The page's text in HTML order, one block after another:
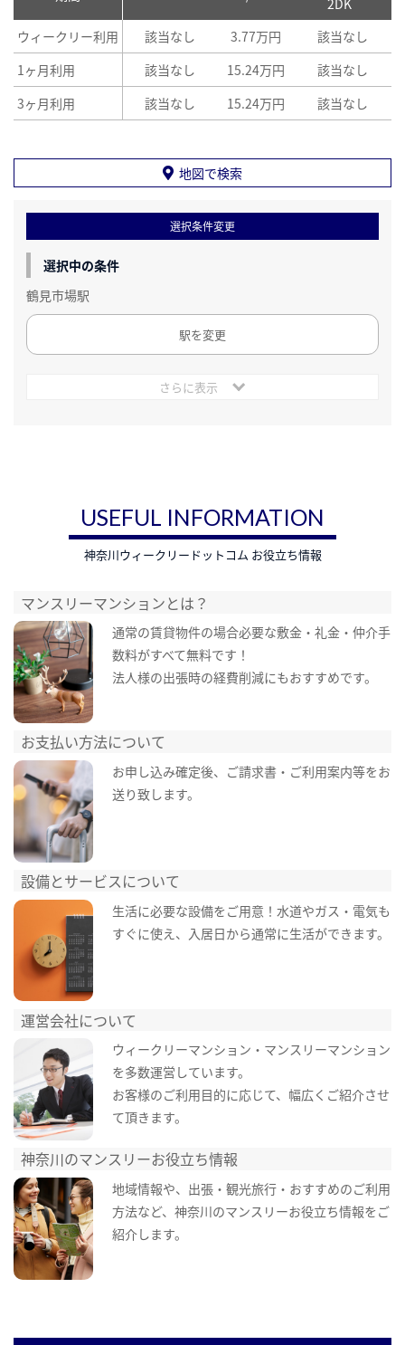
2DK
ウィークリー利用
該当なし 3.77万円 該当なし
1ヶ月利用
該当なし 15.24万円 該当なし
3ヶ月利用
該当なし 15.24万円 該当なし
地図で検索
選択条件変更
選択中の条件
鶴見市場駅
駅を変更
さらに表示
USEFUL INFORMATION
神奈川ウィークリードットコム お役立ち情報
マンスリーマンションとは？
通常の賃貸物件の場合必要な敷金・礼金・仲介手
数料がすべて無料です！
法人様の出張時の経費削減にもおすすめです。
お支払い方法について
お申し込み確定後、ご請求書・ご利用案内等をお
送り致します。
設備とサービスについて
生活に必要な設備をご用意！水道やガス・電気も
すぐに使え、入居日から通常に生活ができます。
運営会社について
ウィークリーマンション・マンスリーマンション
を多数運営しています。
お客様のご利用目的に応じて、幅広くご紹介させ
て頂きます。
神奈川のマンスリーお役立ち情報
地域情報や、出張・観光旅行・おすすめのご利用
方法など、神奈川のマンスリーお役立ち情報をご
紹介します。